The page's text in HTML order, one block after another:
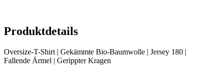
Produktdetails
Oversize-T-Shirt | Gekämmte Bio-Baumwolle | Jersey 180 |
Fallende Ärmel | Gerippter Kragen